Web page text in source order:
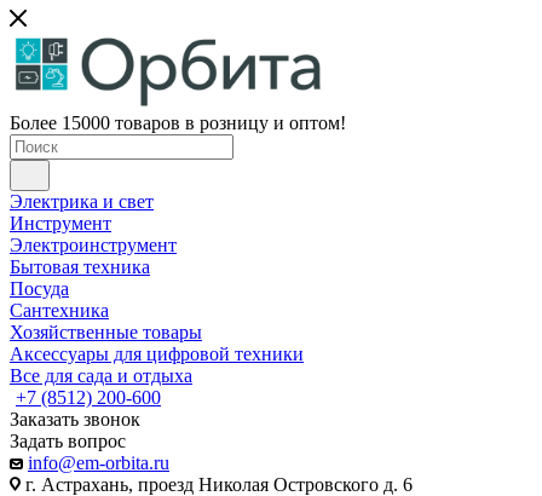
Более 15000 товаров в розницу и оптом!
Электрика и свет
Инструмент
Электроинструмент
Бытовая техника
Посуда
Сантехника
Хозяйственные товары
Аксессуары для цифровой техники
Все для сада и отдыха
+7 (8512) 200-600
Заказать звонок
Задать вопрос
info@em-orbita.ru
г. Астрахань, проезд Николая Островского д. 6